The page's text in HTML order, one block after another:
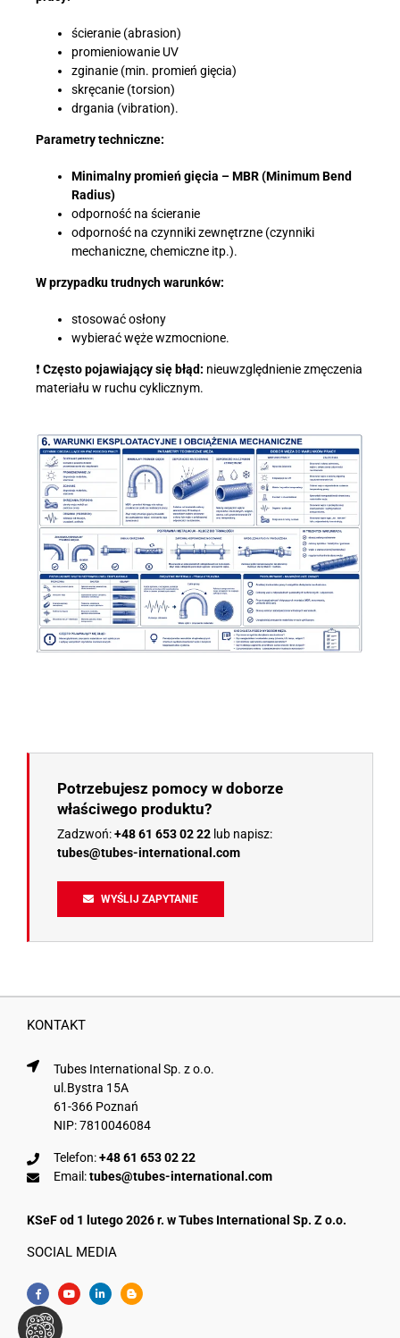
ścieranie (abrasion)
promieniowanie UV
zginanie (min. promień gięcia)
skręcanie (torsion)
drgania (vibration).
Parametry techniczne:
Minimalny promień gięcia – MBR (Minimum Bend
Radius)
odporność na ścieranie
odporność na czynniki zewnętrzne (czynniki
mechaniczne, chemiczne itp.).
W przypadku trudnych warunków:
stosować osłony
wybierać węże wzmocnione.
❗ Często pojawiający się błąd: nieuwzględnienie zmęczenia
materiału w ruchu cyklicznym.
Potrzebujesz pomocy w doborze
właściwego produktu?
Zadzwoń:+48 61 653 02 22lub napisz:
tubes@tubes-international.com
WYŚLIJ ZAPYTANIE
KONTAKT
Tubes International Sp. z o.o.
ul.Bystra 15A
61-366 Poznań
NIP: 7810046084
Telefon:+48 61 653 02 22
Email:tubes@tubes-international.com
KSeF od 1 lutego 2026 r. w Tubes International Sp. Z o.o.
SOCIAL MEDIA